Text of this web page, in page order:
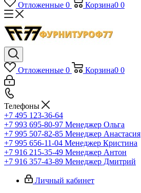
Отложенные 0 Корзина0 0
Отложенные 0 Корзина0 0
Телефоны
+7 495 123-36-64
+7 993 695-80-97 Менеджер Ольга
+7 995 507-82-85 Менеджер Анастасия
+7 995 656-11-04 Менеджер Кристина
+7 916 215-35-49 Менеджер Антон
+7 916 357-43-89 Менеджер Дмитрий
Личный кабинет